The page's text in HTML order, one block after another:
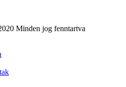
Minden jog fenntartva